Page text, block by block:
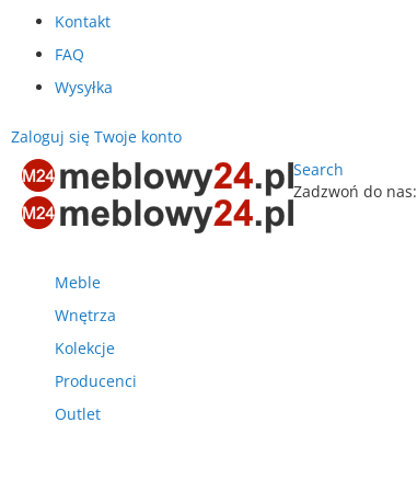
Kontakt
FAQ
Wysyłka
Zaloguj się Twoje konto
Search
Zadzwoń do nas:
Meble
Wnętrza
Kolekcje
Producenci
Outlet